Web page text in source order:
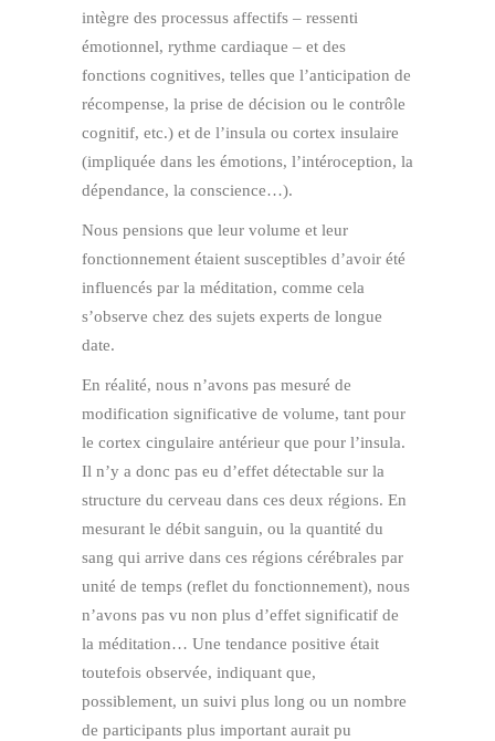
intègre des processus affectifs – ressenti
émotionnel, rythme cardiaque – et des
fonctions cognitives, telles que l’anticipation de
récompense, la prise de décision ou le contrôle
cognitif, etc.) et de l’insula ou cortex insulaire
(impliquée dans les émotions, l’intéroception, la
dépendance, la conscience…).
Nous pensions que leur volume et leur
fonctionnement étaient susceptibles d’avoir été
influencés par la méditation, comme cela
s’observe chez des sujets experts de longue
date.
En réalité, nous n’avons pas mesuré de
modification significative de volume, tant pour
le cortex cingulaire antérieur que pour l’insula.
Il n’y a donc pas eu d’effet détectable sur la
structure du cerveau dans ces deux régions. En
mesurant le débit sanguin, ou la quantité du
sang qui arrive dans ces régions cérébrales par
unité de temps (reflet du fonctionnement), nous
n’avons pas vu non plus d’effet significatif de
la méditation… Une tendance positive était
toutefois observée, indiquant que,
possiblement, un suivi plus long ou un nombre
de participants plus important aurait pu